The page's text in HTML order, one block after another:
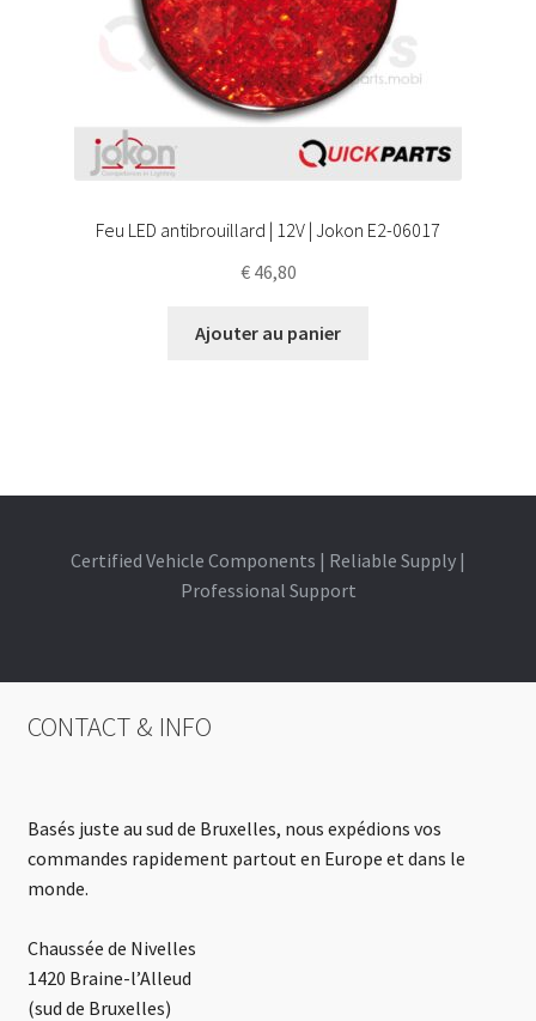
Feu LED antibrouillard | 12V | Jokon E2-06017
€46,80
Ajouter au panier
Certified Vehicle Components | Reliable Supply |
Professional Support
CONTACT & INFO
Basés juste au sud de Bruxelles, nous expédions vos
commandes rapidement partout en Europe et dans le
monde.
Chaussée de Nivelles
1420 Braine-l’Alleud
(sud de Bruxelles)